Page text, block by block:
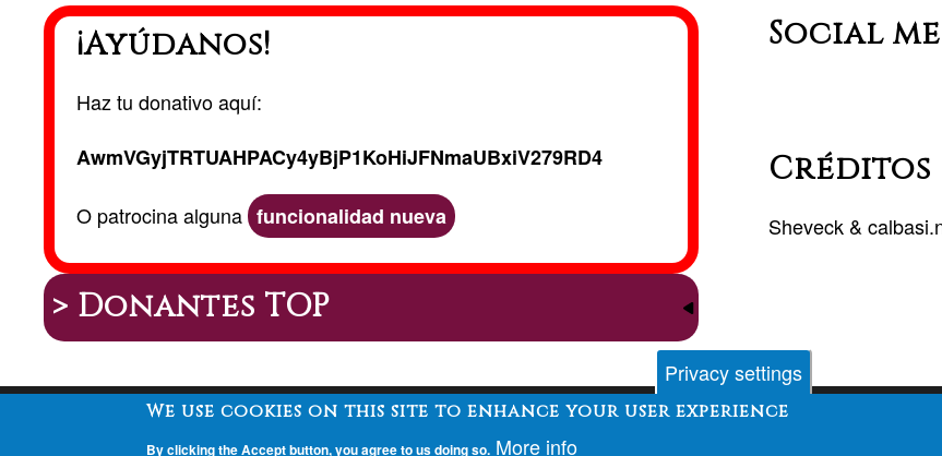
RETO
¡Ayúdanos!
Haz tu donativo aquí:
AwmVGyjTRTUAHPACy4yBjP1KoHiJFNmaUBxiV279RD4
O patrocina alguna funcionalidad nueva
> Donantes TOP
Social
Créditos
Sheveck&
Privacy settings
We use cookies on this site to enhance your user experience
By clicking the Accept button, you agree to us doing so. More info